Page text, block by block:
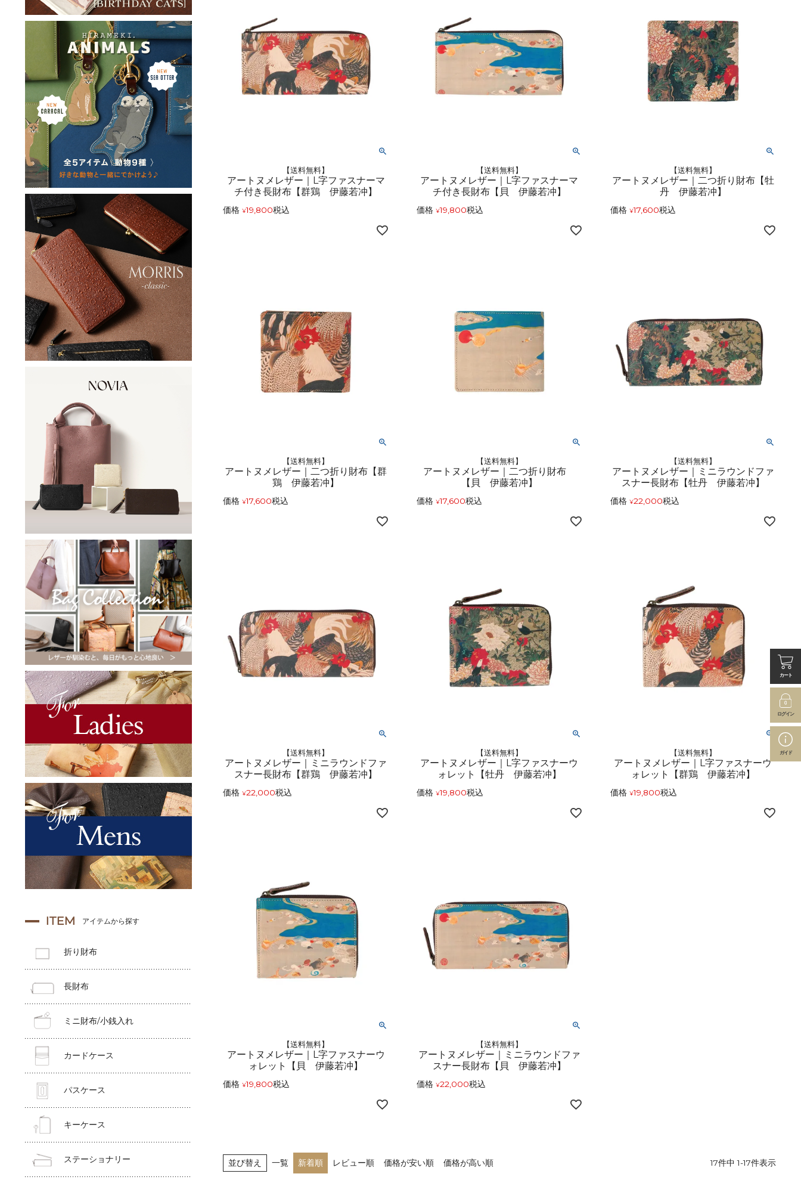
ITEM アイテムから探す
折り財布
長財布
ミニ財布/小銭入れ
カードケース
パスケース
キーケース
ステーショナリー
【送料無料】
アートヌメレザー｜L字ファスナーマ
チ付き長財布【群鶏 伊藤若冲】
価格 ¥19,800税込
【送料無料】
アートヌメレザー｜L字ファスナーマ
チ付き長財布【貝 伊藤若冲】
価格 ¥19,800税込
【送料無料】
アートヌメレザー｜二つ折り財布【牡
丹 伊藤若冲】
価格 ¥17,600税込
【送料無料】
アートヌメレザー｜二つ折り財布【群
鶏 伊藤若冲】
価格 ¥17,600税込
【送料無料】
アートヌメレザー｜二つ折り財布
【貝 伊藤若冲】
価格 ¥17,600税込
【送料無料】
アートヌメレザー｜ミニラウンドファ
スナー長財布【牡丹 伊藤若冲】
価格 ¥22,000税込
【送料無料】
アートヌメレザー｜ミニラウンドファ
スナー長財布【群鶏 伊藤若冲】
価格 ¥22,000税込
【送料無料】
アートヌメレザー｜L字ファスナーウ
ォレット【牡丹 伊藤若冲】
価格 ¥19,800税込
【送料無料】
アートヌメレザー｜L字ファスナーウ
ォレット【群鶏 伊藤若冲】
価格 ¥19,800税込
【送料無料】
アートヌメレザー｜L字ファスナーウ
ォレット【貝 伊藤若冲】
価格 ¥19,800税込
【送料無料】
アートヌメレザー｜ミニラウンドファ
スナー長財布【貝 伊藤若冲】
価格 ¥22,000税込
並び替え 一覧 新着順 レビュー順 価格が安い順 価格が高い順 17件中 1-17件表示
カート
ログイン
ガイド